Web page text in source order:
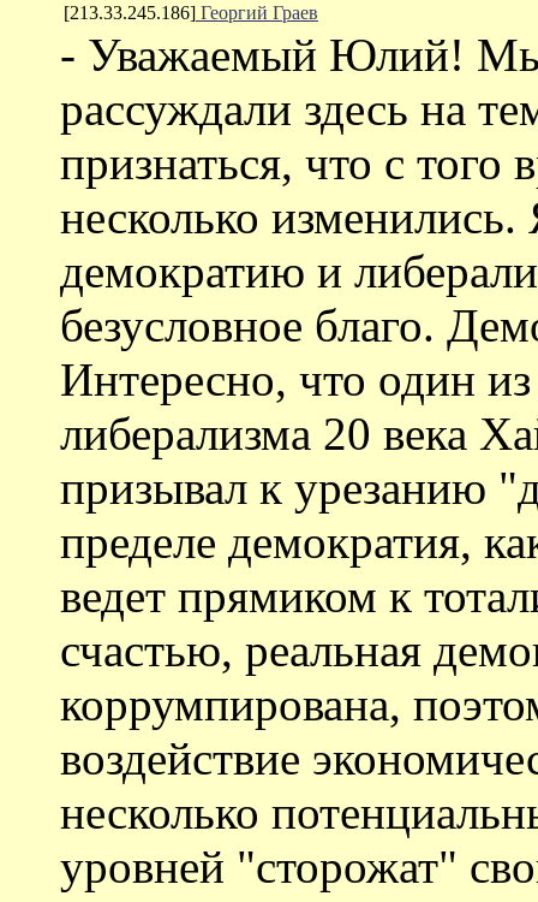
[213.33.245.186] Георгий Граев
- Уважаемый Юлий! Мы
рассуждали здесь на
признаться, что с того
несколько
демократию и
безусловное благо.
Интересно, что один
либерализма 20 века
призывал к урезанию
пределе демократия,
ведет прямиком к
счастью, реальная
коррумпирована,
воздействие
несколько
уровней "сторожат"